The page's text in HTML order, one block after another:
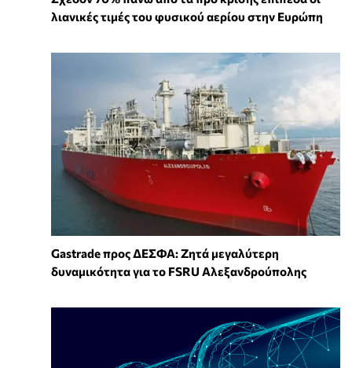
λιανικές τιμές του φυσικού αερίου στην Ευρώπη
Gastrade προς ΔΕΣΦΑ: Ζητά μεγαλύτερη
δυναμικότητα για το FSRU Αλεξανδρούπολης